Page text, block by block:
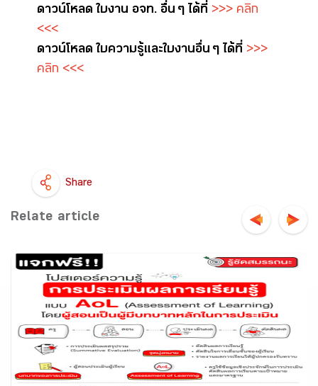
ดาวน์โหลด ใบงาน อจท. อื่น ๆ ได้ที่ >>> คลิก
<<<
ดาวน์โหลด ใบความรู้และใบงาน อื่น ๆ ได้ที่ >>>
คลิก <<<
Share
Relate article